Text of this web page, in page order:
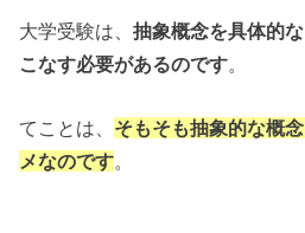
大学受験は、抽象概念を具体的
こなす必要があるのです。
てことは、 そもそも抽象的な概
メなのです。